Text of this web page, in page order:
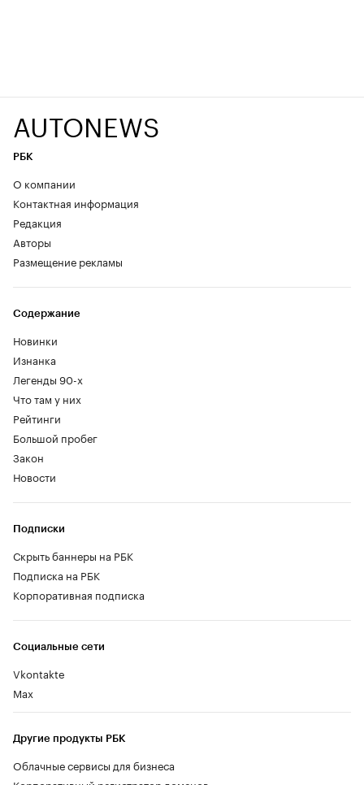
AUTONEWS
РБК
О компании
Контактная информация
Редакция
Авторы
Размещение рекламы
Содержание
Новинки
Изнанка
Легенды 90-х
Что там у них
Рейтинги
Большой пробег
Закон
Новости
Социальные сети
Vkontakte
Max
Другие продукты РБК
Облачные сервисы для бизнеса
Подписки
Скрыть баннеры на РБК
Подписка на РБК
Корпоративная подписка